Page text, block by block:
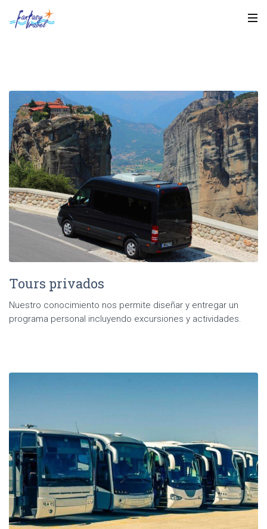
Tours privados
Nuestro conocimiento nos permite diseñar y entregar un
programa personal incluyendo excursiones y actividades.